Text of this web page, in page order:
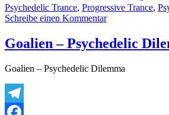
Psychedelic Trance, Progressive Trance,
Schreibe einen Kommentarzu
E-
–
Goalien – Psychedelic
Goalien – Psychedelic Dilemma
Telegram